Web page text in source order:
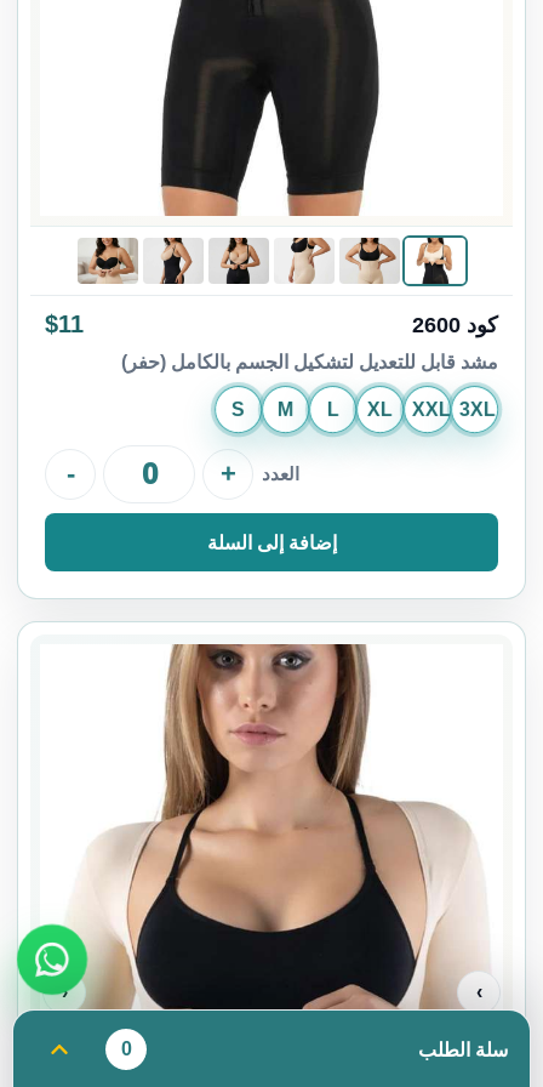
كود 2600 $11
مشد قابل للتعديل لتشكيل الجسم بالكامل (حفر)
S M L XL XXL 3XL
العدد - +
إضافة إلى السلة
›
‹
سلة الطلب 0